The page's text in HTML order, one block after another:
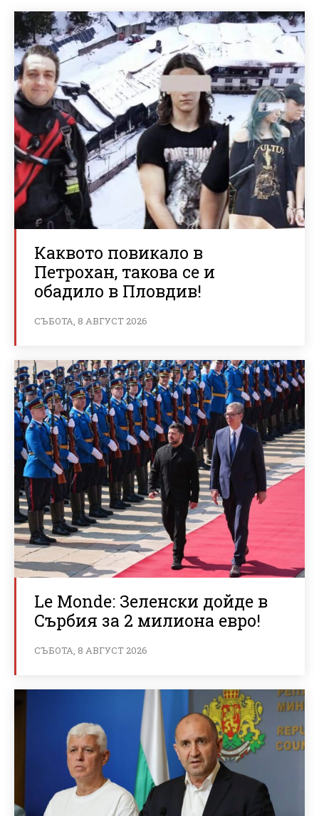
Каквото повикало в
Петрохан, такова се и
обадило в Пловдив!
СЪБОТА, 8 АВГУСТ 2026
Le Monde: Зеленски дойде в
Сърбия за 2 милиона евро!
СЪБОТА, 8 АВГУСТ 2026